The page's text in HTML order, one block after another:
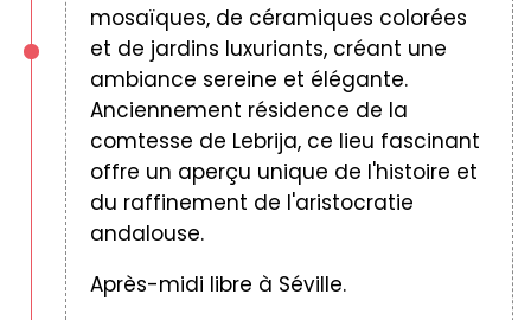
mosaïques, de céramiques colorées
et de jardins luxuriants, créant une
ambiance sereine et élégante.
Anciennement résidence de la
comtesse de Lebrija, ce lieu fascinant
offre un aperçu unique de l'histoire et
du raffinement de l'aristocratie
andalouse.
Après-midi libre à Séville.